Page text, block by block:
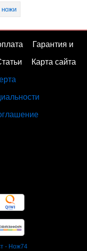
ножи
Гарантия и
Карта сайта
- Нож74